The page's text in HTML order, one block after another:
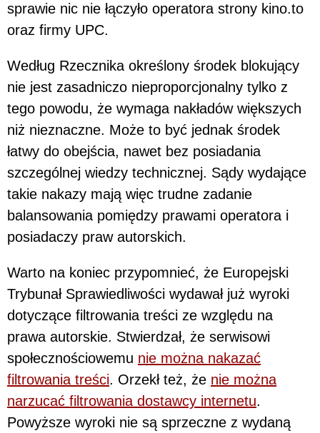
sprawie nic nie łączyło operatora strony kino.to
oraz firmy UPC.
Według Rzecznika określony środek blokujący
nie jest zasadniczo nieproporcjonalny tylko z
tego powodu, że wymaga nakładów większych
niż nieznaczne. Może to być jednak środek
łatwy do obejścia, nawet bez posiadania
szczególnej wiedzy technicznej. Sądy wydające
takie nakazy mają więc trudne zadanie
balansowania pomiędzy prawami operatora i
posiadaczy praw autorskich.
Warto na koniec przypomnieć, że Europejski
Trybunał Sprawiedliwości wydawał już wyroki
dotyczące filtrowania treści ze względu na
prawa autorskie. Stwierdzał, że serwisowi
społecznościowemu nie można nakazać
filtrowania treści. Orzekł też, że nie można
narzucać filtrowania dostawcy internetu.
Powyższe wyroki nie są sprzeczne z wydaną